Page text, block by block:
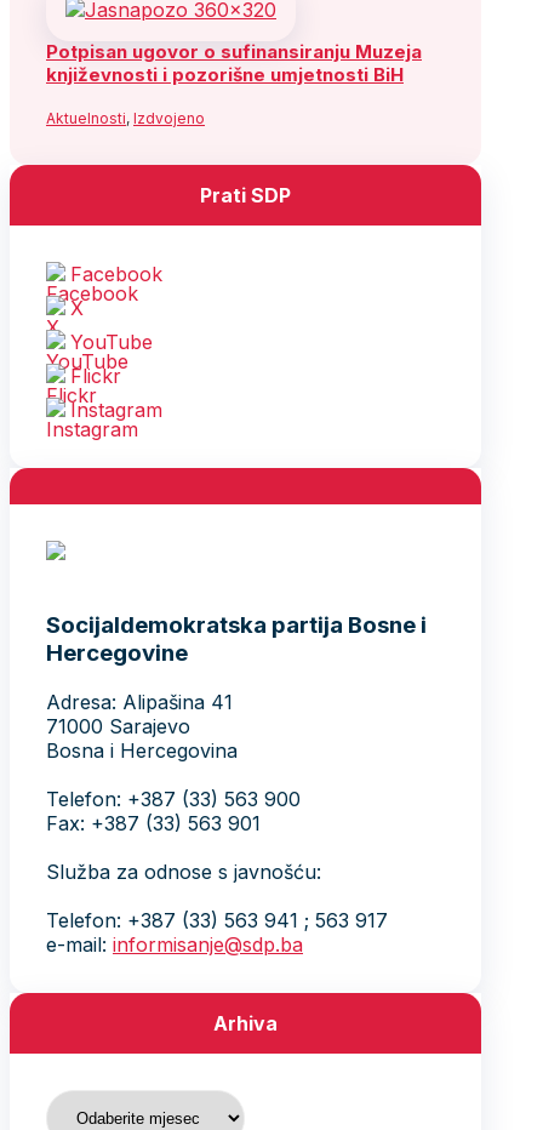
Potpisan ugovor o sufinansiranju Muzeja
književnosti i pozorišne umjetnosti BiH
Aktuelnosti, Izdvojeno
Prati SDP
Facebook
X
YouTube
Flickr
Instagram
Socijaldemokratska partija Bosne i
Hercegovine
Adresa: Alipašina 41
71000 Sarajevo
Bosna i Hercegovina
Telefon: +387 (33) 563 900
Fax: +387 (33) 563 901
Služba za odnose s javnošću:
Telefon: +387 (33) 563 941 ; 563 917
e-mail: informisanje@sdp.ba
Arhiva
Arhiva